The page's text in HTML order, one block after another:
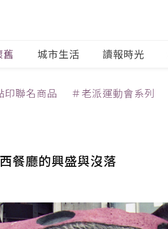
舊 城市生活 讀報時光
印聯名商品 ＃老派運動會系列
餐廳的興盛與沒落